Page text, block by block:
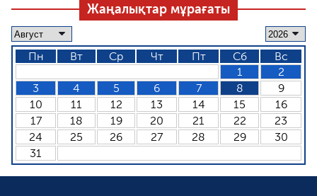
Жаңалықтар мұрағаты
Пн Вт Ср Чт Пт Сб
Вс
1
2
3
4 5 6 7 8
9
10
11 12 13 14 15
16
17
18 19 20 21 22
23
24
25 26 27 28 29
30
31